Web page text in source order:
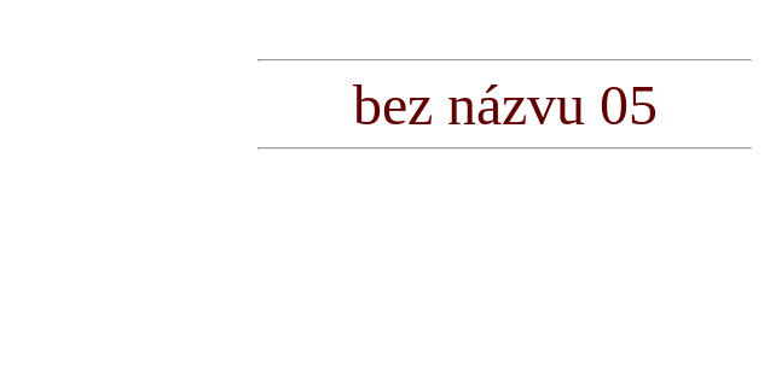
bez názvu 05